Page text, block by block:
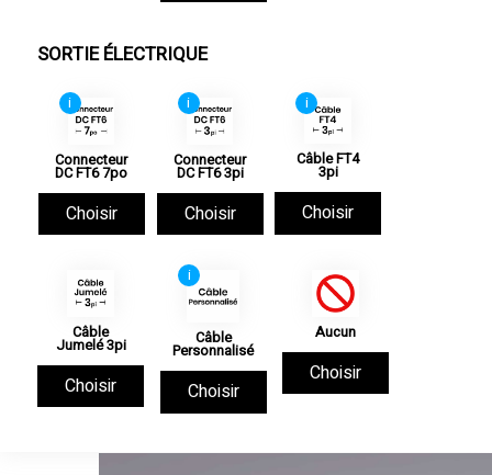
SORTIE ÉLECTRIQUE
i
Connecteur
DC FT6 7po
Choisir
i
Connecteur
DC FT6 3pi
Choisir
i
Câble FT4
3pi
Choisir
Câble
Jumelé 3pi
Choisir
i
Câble
Personnalisé
Choisir
Aucun
Choisir